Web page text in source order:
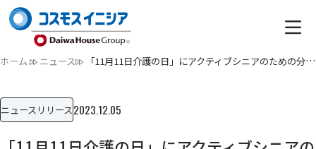
ホーム ニュース 「11月11日介護の日」にアクティブシニアのための分譲マンショ…
ニュースリリース2023.12.05